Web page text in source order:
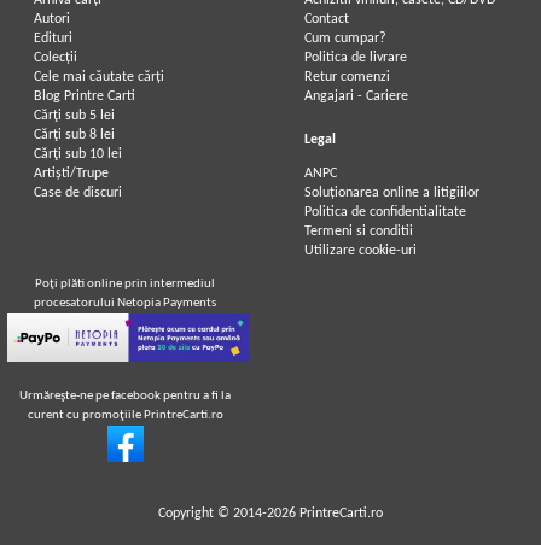
Autori
Edituri
Colecții
Cele mai căutate cărți
Blog Printre Carti
Cărţi sub 5 lei
Cărţi sub 8 lei
Cărţi sub 10 lei
Artiști/Trupe
Case de discuri
Contact
Cum cumpar?
Politica de livrare
Retur comenzi
Angajari - Cariere
Legal
ANPC
Soluționarea online a litigiilor
Politica de confidentialitate
Termeni si conditii
Utilizare cookie-uri
Poţi plăti online prin intermediul
procesatorului Netopia Payments
Urmăreşte-ne pe facebook pentru a fi la
curent cu promoţiile PrintreCarti.ro
Copyright © 2014-2026 PrintreCarti.ro